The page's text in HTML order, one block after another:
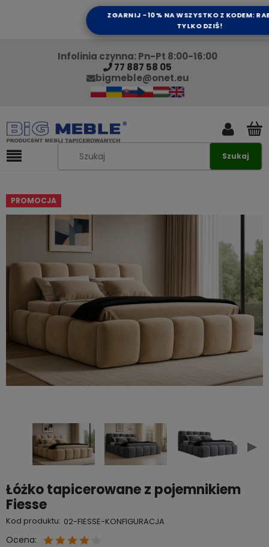
ZGARNIJ -10% NA WSZYSTKO Z KODEM:
TYLKO DZIŚ!
Infolinia czynna: Pn-Pt 8:00-16:00
77 887 58 05
bigmeble@onet.eu
Szukaj
PROMOCJA
Łóżko tapicerowane z pojemnikiem
Fiesse
Kod produktu: 02-FIESSE-KONFIGURACJA
Ocena: